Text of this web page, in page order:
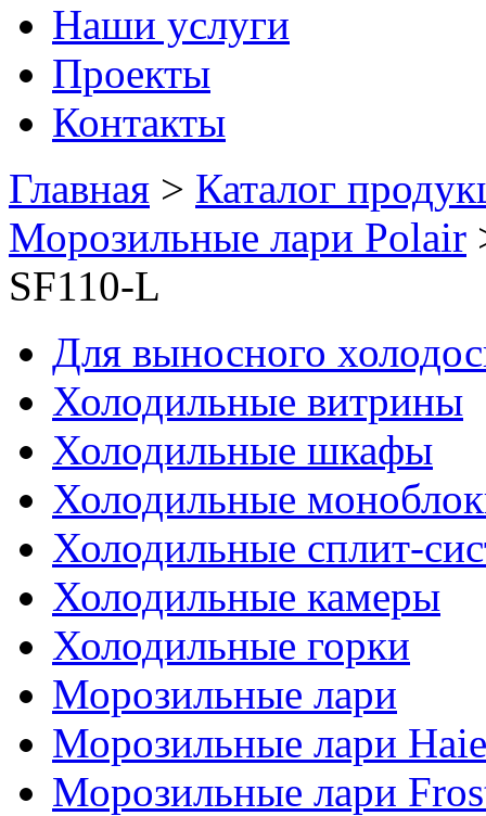
Наши услуги
Проекты
Контакты
Главная > Каталог
Морозильные лари Polair
SF110-L
Для выносного
Холодильные витрины
Холодильные шкафы
Холодильные
Холодильные сплит-
Холодильные камеры
Холодильные горки
Морозильные лари
Морозильные лари
Морозильные лари